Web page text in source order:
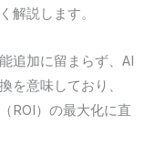
解説します。
追加に留まらず、AI
を意味しており、
ROI）の最大化に直